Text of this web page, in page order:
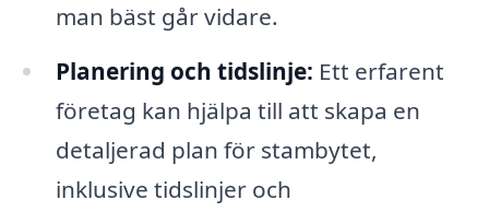
man bäst går vidare.
Planering och tidslinje: Ett erfarent
företag kan hjälpa till att skapa en
detaljerad plan för stambytet,
inklusive tidslinjer och